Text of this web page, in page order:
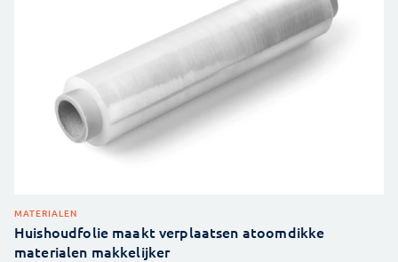
MATERIALEN
Huishoudfolie maakt verplaatsen atoomdikke
materialen makkelijker